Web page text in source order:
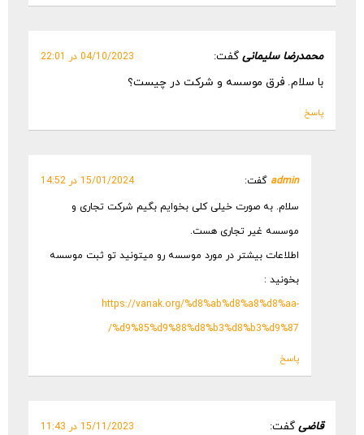
محمدرضا سلیمانی گفت: 04/10/2023 در 22:01
با سلام. فرق موسسه و شرکت در چیست؟
پاسخ
admin گفت: 15/01/2024 در 14:52
سلام. به صورت خیلی کلی بخوایم بگیم شرکت تجاری و
موسسه غیر تجاری هست.
اطلاعات بیشتر در مورد موسسه رو میتونید تو ثبت موسسه
بخونید :
https://vanak.org/%d8%ab%d8%a8%d8%aa-
%d9%85%d9%88%d8%b3%d8%b3%d9%87/
پاسخ
قاضی گفت: 15/11/2023 در 11:43